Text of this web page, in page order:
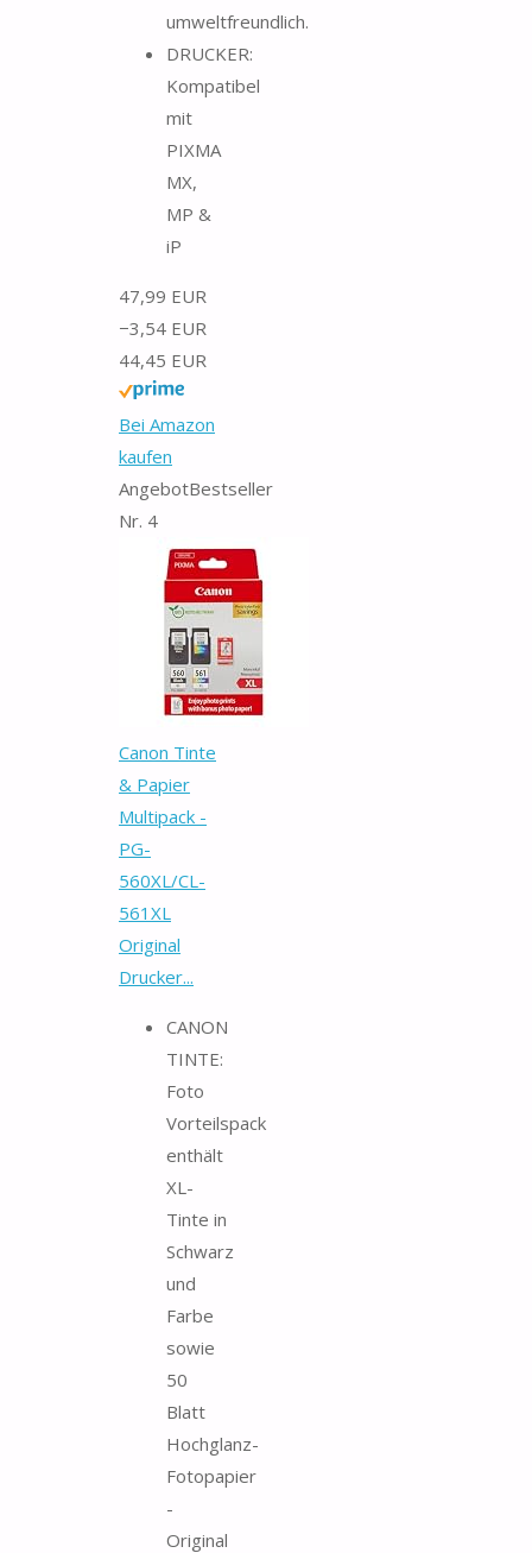
umweltfreundlich.
DRUCKER:
Kompatibel
mit
PIXMA
MX,
MP &
iP
47,99 EUR
−3,54 EUR
44,45 EUR
Bei Amazon
kaufen
AngebotBestseller
Nr. 4
Canon Tinte
& Papier
Multipack -
PG-
560XL/CL-
561XL
Original
Drucker...
CANON
TINTE:
Foto
Vorteilspack
enthält
XL-
Tinte in
Schwarz
und
Farbe
sowie
50
Blatt
Hochglanz-
Fotopapier
-
Original